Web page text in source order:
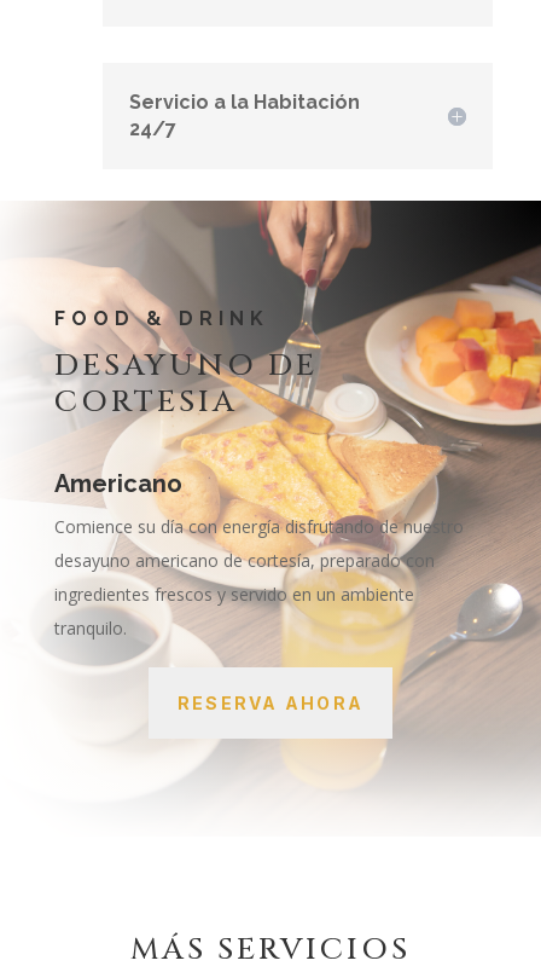
Servicio a la Habitación
24/7
FOOD & DRINK
DESAYUNO DE
CORTESIA
Americano
Comience su día con energía disfrutando de nuestro
desayuno americano de cortesía, preparado con
ingredientes frescos y servido en un ambiente
tranquilo.
RESERVA AHORA
MÁS SERVICIOS